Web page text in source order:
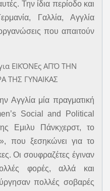
Την ίδια περίοδο και
Γαλλία, Αγγλία
που απαιτούν
Αγγλία μία πραγματική
Social and Political
Εμιλυ Πάνκχερστ, το
που ξεσηκώνει για το
Οι σουφραζέτες έγιναν
φορές, αλλά και
πολλές σοβαρές